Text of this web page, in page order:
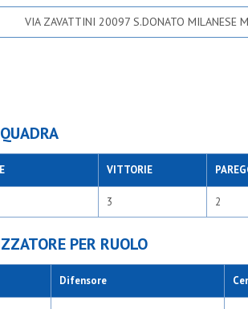
VIA ZAVATTINI 20097 S.DONATO MILANESE
VITTORIE
3 2
PER RUOLO
Difensore